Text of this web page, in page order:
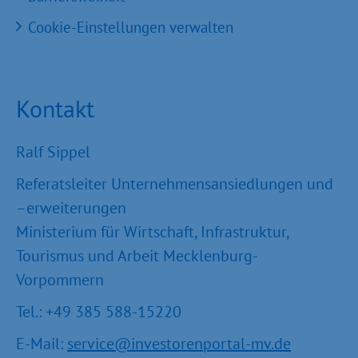
Cookie-Einstellungen verwalten
Kontakt
Ralf Sippel
Referatsleiter Unternehmensansiedlungen und
–erweiterungen
Ministerium für Wirtschaft, Infrastruktur,
Tourismus und Arbeit Mecklenburg-
Vorpommern
Tel.: +49 385 588-15220
E-Mail: service@investorenportal-mv.de